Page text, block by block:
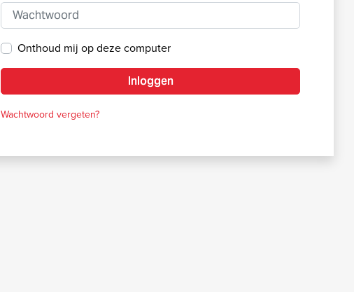
Wachtwoord
Onthoud mij op deze computer
Inloggen
Wachtwoord vergeten?